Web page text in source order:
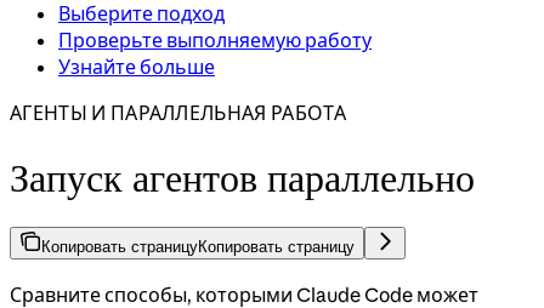
Выберите подход
Проверьте выполняемую работу
Узнайте больше
АГЕНТЫ И ПАРАЛЛЕЛЬНАЯ РАБОТА
Запуск агентов параллельно
Копировать страницуКопировать страницу
Сравните способы, которыми Claude Code может